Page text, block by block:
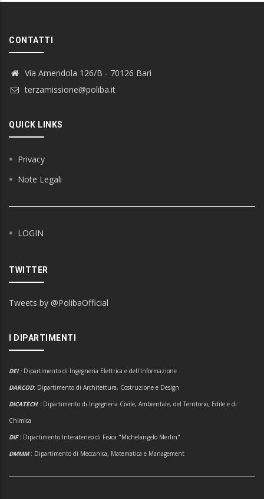
CONTATTI
Via Amendola 126/B - 70126 Bari
terzamissione@poliba.it
QUICK LINKS
Privacy
Note Legali
LOGIN
TWITTER
Tweets by @PolibaOfficial
I DIPARTIMENTI
DEI : Dipartimento di Ingegneria Elettrica e dell'Informazione
DARCOD: Dipartimento di Architettura, Costruzione e Design
DICATECH : Dipartimento di Ingegneria Civile, Ambientale, del Territorio, Edile e di
Chimica
DIF: Dipartimento Interateneo di Fisica "Michelangelo Merlin"
DMMM: Dipartimento di Meccanica, Matematica e Management